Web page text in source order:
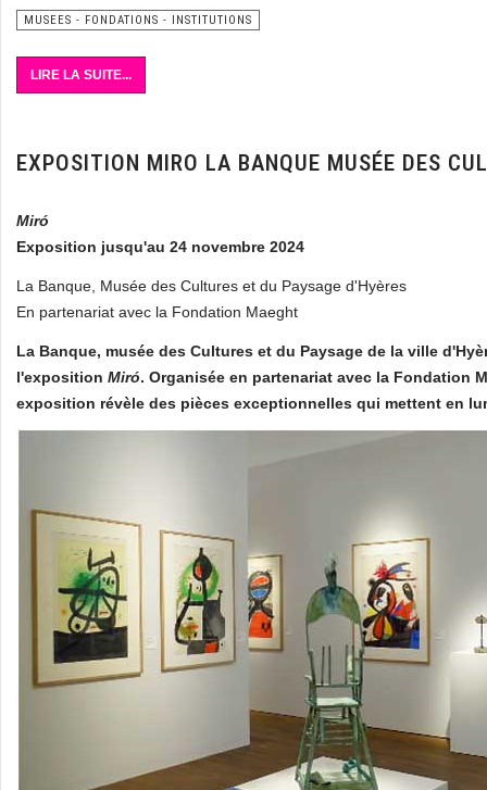
MUSEES - FONDATIONS - INSTITUTIONS
LIRE LA SUITE...
EXPOSITION MIRO LA BANQUE MUSÉE DES
Miró
Exposition jusqu'au 24 novembre 2024
La Banque, Musée des Cultures et du Paysage d'Hyères
En partenariat avec la Fondation Maeght
La Banque, musée des Cultures et du Paysage de la ville
l'exposition Miró. Organisée en partenariat avec la Fondation
exposition révèle des pièces exceptionnelles qui mettent en